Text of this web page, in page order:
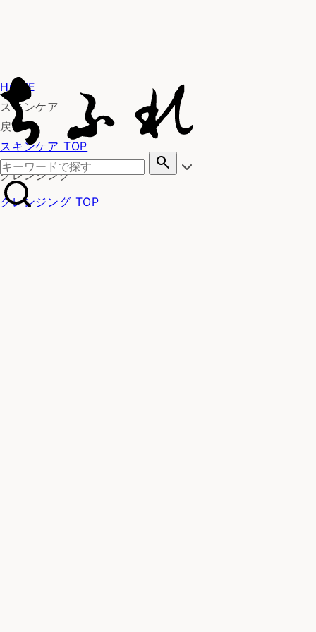
search
HOME
スキンケア
戻る
スキンケア TOP
クレンジング
クレンジング TOP